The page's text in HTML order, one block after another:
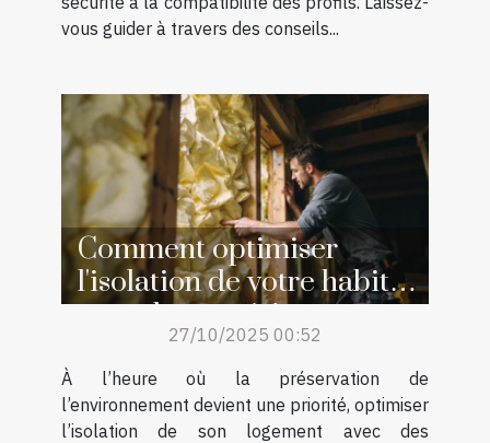
vous guider à travers des conseils...
Comment optimiser
l'isolation de votre habitat
avec des matériaux
écologiques ?
27/10/2025 00:52
À l’heure où la préservation de
l’environnement devient une priorité, optimiser
l’isolation de son logement avec des